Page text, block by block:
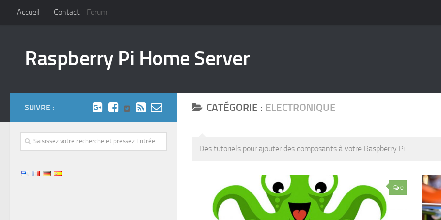
Accueil Contact Forum
Raspberry Pi Home Server
CATÉGORIE : ELECTRONIQUE
Des tutoriels pour ajouter des composants à votre Raspberry Pi
0
SUIVRE :